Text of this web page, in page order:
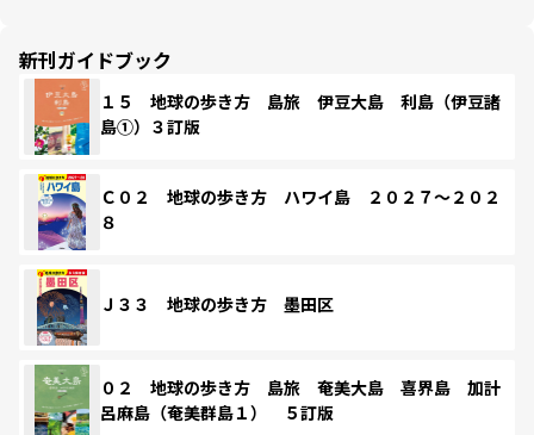
新刊ガイドブック
１５ 地球の歩き方 島旅 伊豆大島 利島（伊豆諸
島①）３訂版
Ｃ０２ 地球の歩き方 ハワイ島 ２０２７～２０２
８
Ｊ３３ 地球の歩き方 墨田区
０２ 地球の歩き方 島旅 奄美大島 喜界島 加計
呂麻島（奄美群島１） ５訂版